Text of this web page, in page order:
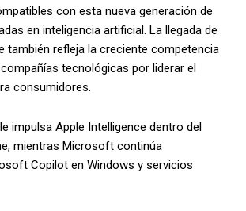
con esta nueva generación de
en inteligencia artificial. La llegada de
también refleja la creciente competencia
tecnológicas por liderar el
consumidores.
impulsa Apple Intelligence dentro del
mientras Microsoft continúa
Copilot en Windows y servicios